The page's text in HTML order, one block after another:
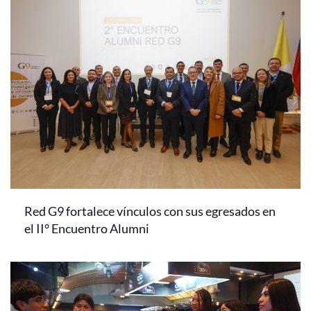
Red G9 fortalece vínculos con sus egresados en
el II° Encuentro Alumni